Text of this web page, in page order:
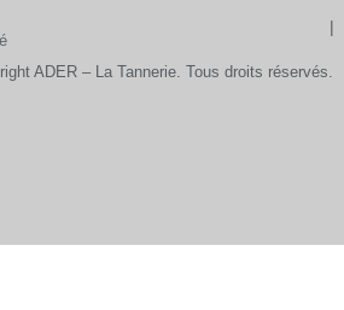
ADER – La Tannerie. Tous droits réservés.